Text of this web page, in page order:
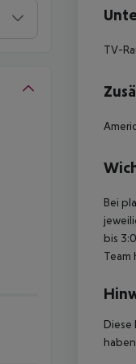
TV-
Bei
bis
Team
Diese